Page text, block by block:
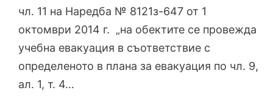
чл. 11 на Наредба № 8121з-647 от 1
октомври 2014 г. „на обектите се провежда
учебна евакуация в съответствие с
определеното в плана за евакуация по чл. 9,
ал. 1, т. 4…